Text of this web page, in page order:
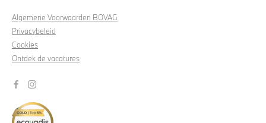
Algemene Voorwaarden BOVAG
Privacybeleid
Cookies
Ontdek de vacatures